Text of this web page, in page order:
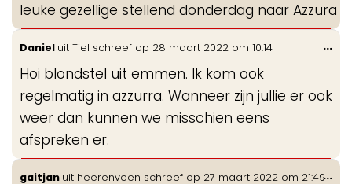
leuke gezellige stellend donderdag naar Azzura
Daniel uit Tiel schreef op 28 maart 2022 om 10:14
Hoi blondstel uit emmen. Ik kom ook
regelmatig in azzurra. Wanneer zijn jullie er ook
weer dan kunnen we misschien eens
afspreken er.
...
gaitjan uit heerenveen schreef op 27 maart 2022 om 21:49...